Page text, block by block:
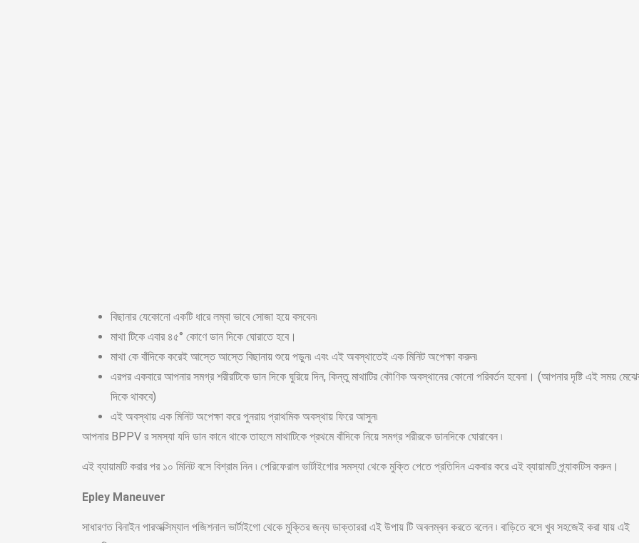
বিছানার যেকোনো একটি ধারে লম্বা ভাবে সোজা হয়ে বসবেন৷
মাথা টিকে এবার ৪৫° কোণে ডান দিকে ঘোরাতে হবে।
মাথা কে বাঁদিকে করেই আস্তে আস্তে বিছানায় শুয়ে পড়ুন৷ এবং এই অবস্থাতেই এক মিনিট অপেক্ষা করুন৷
এরপর একবারে আপনার সমগ্র শরীরটিকে ডান দিকে ঘুরিয়ে দিন, কিন্তু মাথাটির কৌণিক অবস্থানের কোনো পরিবর্তন হবেনা। (আপনার দৃষ্টি এই সময়
দিকে থাকবে)
এই অবস্থায় এক মিনিট অপেক্ষা করে পুনরায় প্রাথমিক অবস্থায় ফিরে আসুন৷
আপনার BPPV র সমস্যা যদি ডান কানে থাকে তাহলে মাথাটিকে প্রথমে বাঁদিকে নিয়ে সমগ্র শরীরকে ডানদিকে ঘোরাবেন ৷
এই ব্যায়ামটি করার পর ১০ মিনিট বসে বিশ্রাম নিন ৷ পেরিফেরাল ভার্টাইগোর সমস্যা থেকে মুক্তি পেতে প্রতিদিন একবার করে এই ব্যায়ামটি প্র্যাকটিস করুন।
Epley Maneuver
সাধারণত বিনাইন পারঅক্সিম্যাল পজিশনাল ভার্টাইগো থেকে মুক্তির জন্য ডাক্তাররা এই উপায় টি অবলম্বন করতে বলেন ৷ বাড়িতে বসে খুব সহজেই করা যায় এই